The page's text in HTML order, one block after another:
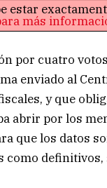
estar
más
por cuatro
enviado al
y que
abrir por los
que los datos